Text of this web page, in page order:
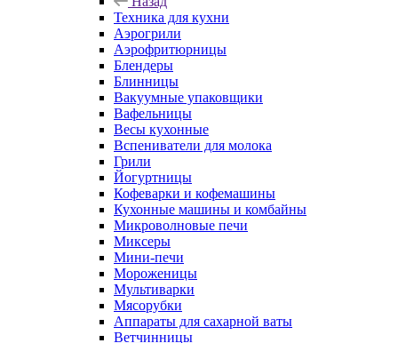
Техника для кухни
Аэрогрили
Аэрофритюрницы
Блендеры
Блинницы
Вакуумные упаковщики
Вафельницы
Весы кухонные
Вспениватели для молока
Грили
Йогуртницы
Кофеварки и кофемашины
Кухонные машины и комбайны
Микроволновые печи
Миксеры
Мини-печи
Мороженицы
Мультиварки
Мясорубки
Аппараты для сахарной ваты
Ветчинницы